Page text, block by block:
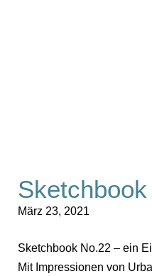
März 23, 2021
Sketchbook No.22 – ein
Mit Impressionen von